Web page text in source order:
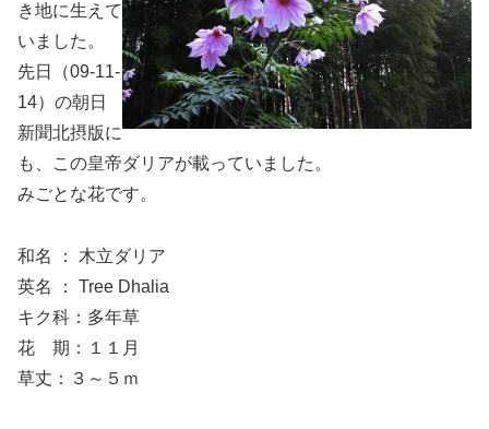
き地に生えて
いました。
先日（09-11-
14）の朝日
新聞北摂版に
も、この皇帝ダリアが載っていました。
みごとな花です。
和名 ： 木立ダリア
英名 ： Tree Dhalia
キク科：多年草
花 期：１１月
草丈：３～５ｍ